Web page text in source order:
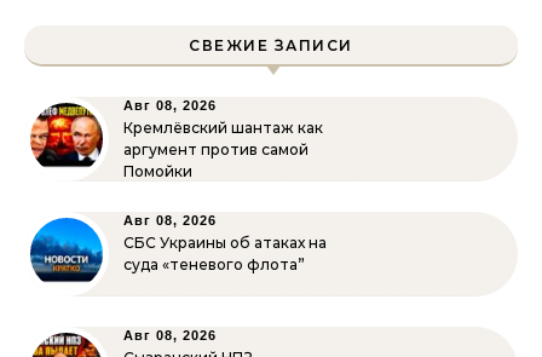
СВЕЖИЕ ЗАПИСИ
Авг 08, 2026
Кремлёвский шантаж как
аргумент против самой
Помойки
Авг 08, 2026
СБС Украины об атаках на
суда «теневого флота”
Авг 08, 2026